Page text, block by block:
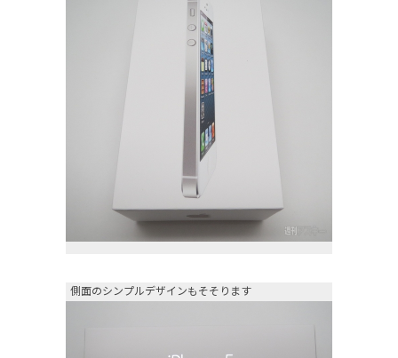
側面のシンプルデザインもそそります